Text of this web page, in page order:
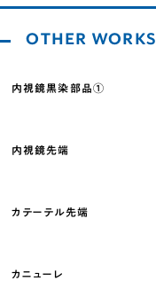
OTHER WORKS
内視鏡黒染部品①
内視鏡先端
カテーテル先端
カニューレ